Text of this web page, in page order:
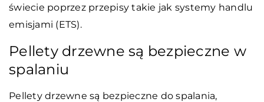
świecie poprzez przepisy takie jak systemy handlu
emisjami (ETS).
Pellety drzewne są bezpieczne w
spalaniu
Pellety drzewne są bezpieczne do spalania,